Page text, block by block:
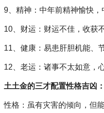
9、精神：中年前精神愉快，
10、财运：财运不佳，收获
11、健康：易患肝胆机能、
12、老运：诸事不太如意，
土土金的三才配置性格吉凶：
性格：虽有灾害的倾向，但